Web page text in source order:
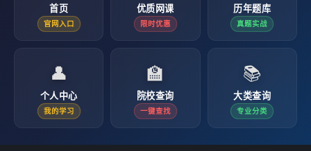
首页
官网入口
优质网课
限时优惠
历年题库
真题实战
👤
个人中心
我的学习
🏫
院校查询
一键查找
📚
大类查询
专业分类